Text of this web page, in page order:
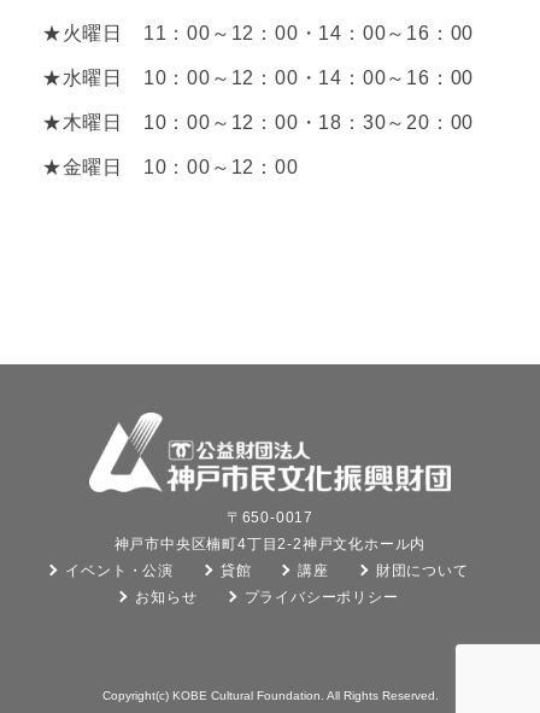
★火曜日 11：00～12：00・14：00～16：00
★水曜日 10：00～12：00・14：00～16：00
★木曜日 10：00～12：00・18：30～20：00
★金曜日 10：00～12：00
〒650-0017
神戸市中央区楠町4丁目2-2神戸文化ホール内
イベント・公演
貸館 講座
財団について
お知らせ
プライバシーポリシー
Copyright(c) KOBE Cultural Foundation. All Rights Reserved.